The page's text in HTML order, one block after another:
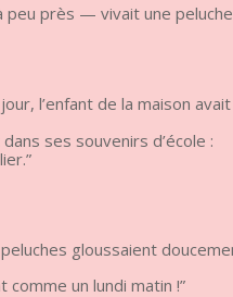
près — vivait une
l’enfant de la maison
ses souvenirs d’école :
gloussaient
un lundi matin !”